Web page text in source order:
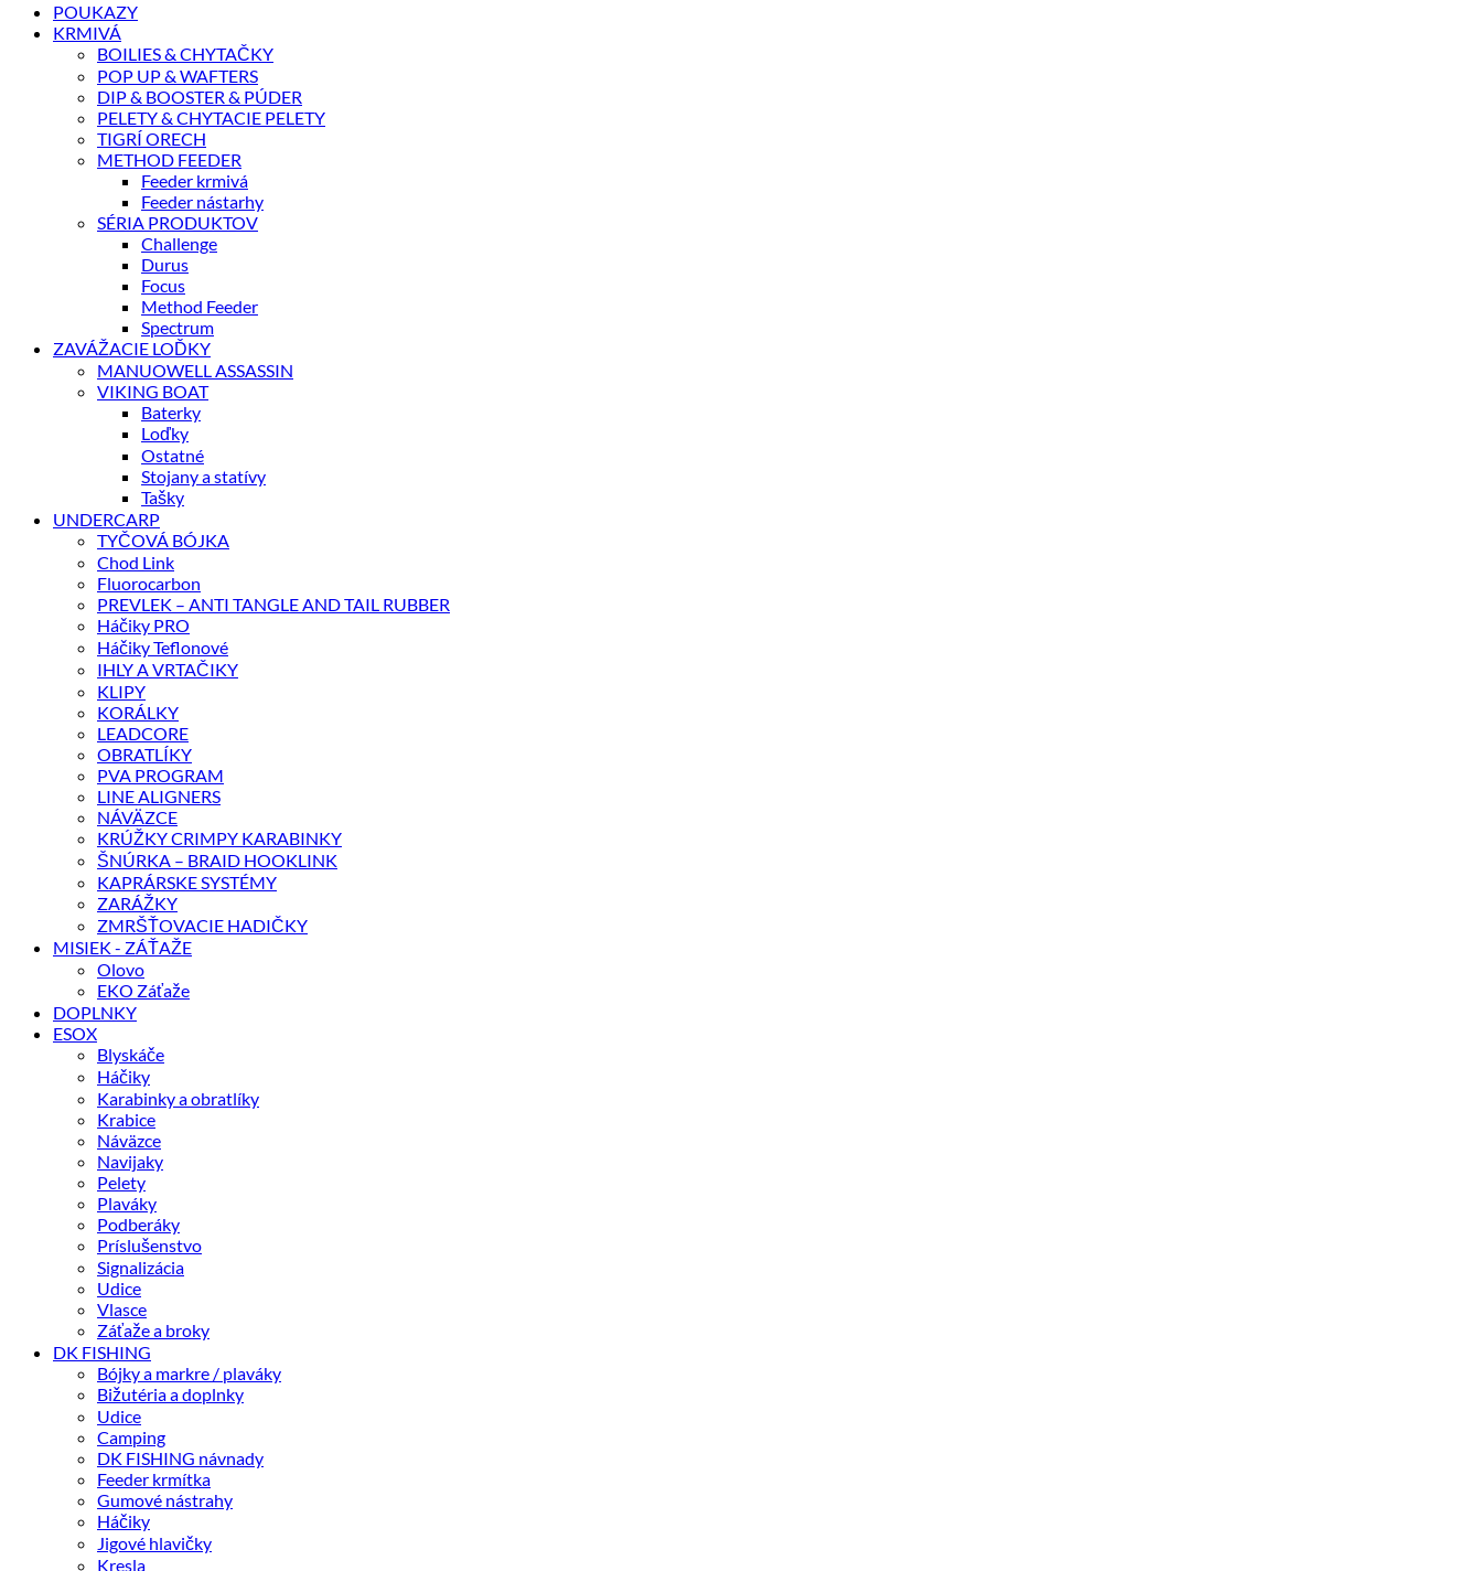
POUKAZY
KRMIVÁ
BOILIES & CHYTAČKY
POP UP & WAFTERS
DIP & BOOSTER & PÚDER
PELETY & CHYTACIE PELETY
TIGRÍ ORECH
METHOD FEEDER
Feeder krmivá
Feeder nástarhy
SÉRIA PRODUKTOV
Challenge
Durus
Focus
Method Feeder
Spectrum
ZAVÁŽACIE LOĎKY
MANUOWELL ASSASSIN
VIKING BOAT
Baterky
Loďky
Ostatné
Stojany a statívy
Tašky
UNDERCARP
TYČOVÁ BÓJKA
Chod Link
Fluorocarbon
PREVLEK – ANTI TANGLE AND TAIL RUBBER
Háčiky PRO
Háčiky Teflonové
IHLY A VRTAČIKY
KLIPY
KORÁLKY
LEADCORE
OBRATLÍKY
PVA PROGRAM
LINE ALIGNERS
NÁVÄZCE
KRÚŽKY CRIMPY KARABINKY
ŠNÚRKA – BRAID HOOKLINK
KAPRÁRSKE SYSTÉMY
ZARÁŽKY
ZMRŠŤOVACIE HADIČKY
MISIEK - ZÁŤAŽE
Olovo
EKO Záťaže
DOPLNKY
ESOX
Blyskáče
Háčiky
Karabinky a obratlíky
Krabice
Náväzce
Navijaky
Pelety
Plaváky
Podberáky
Príslušenstvo
Signalizácia
Udice
Vlasce
Záťaže a broky
DK FISHING
Bójky a markre / plaváky
Bižutéria a doplnky
Udice
Camping
DK FISHING návnady
Feeder krmítka
Gumové nástrahy
Háčiky
Jigové hlavičky
Kresla